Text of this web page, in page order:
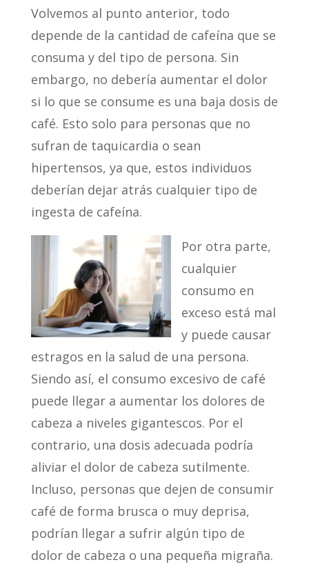
Volvemos al punto anterior, todo
depende de la cantidad de cafeína que se
consuma y del tipo de persona. Sin
embargo, no debería aumentar el dolor
si lo que se consume es una baja dosis de
café. Esto solo para personas que no
sufran de taquicardia o sean
hipertensos, ya que, estos individuos
deberían dejar atrás cualquier tipo de
ingesta de cafeína.
Por otra parte,
cualquier
consumo en
exceso está mal
y puede causar
estragos en la salud de una persona.
Siendo así, el consumo excesivo de café
puede llegar a aumentar los dolores de
cabeza a niveles gigantescos. Por el
contrario, una dosis adecuada podría
aliviar el dolor de cabeza sutilmente.
Incluso, personas que dejen de consumir
café de forma brusca o muy deprisa,
podrían llegar a sufrir algún tipo de
dolor de cabeza o una pequeña migraña.